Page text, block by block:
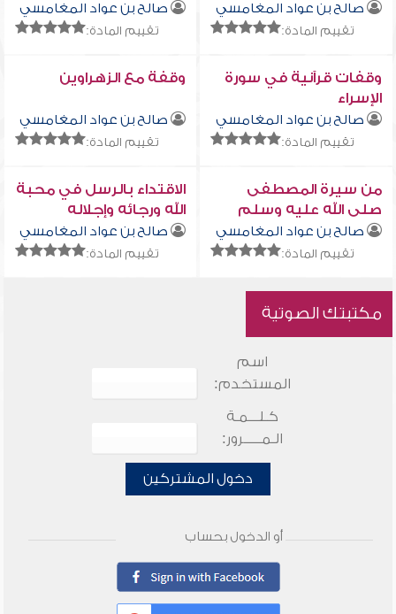
صالح بن عواد المغامسي
تقييم المادة:
صالح بن عواد المغامسي
تقييم المادة:
وقفات قرآنية في سورة
الإسراء
صالح بن عواد المغامسي
تقييم المادة:
وقفة مع الزهراوين
صالح بن عواد المغامسي
تقييم المادة:
من سيرة المصطفى
صلى الله عليه وسلم
صالح بن عواد المغامسي
تقييم المادة:
الاقتداء بالرسل في محبة
الله ورجائه وإجلاله
صالح بن عواد المغامسي
تقييم المادة:
مكتبتك الصوتية
اسم
المستخدم:
كـلـــمـة
الـمـــــرور:
دخول المشتركين
أو الدخول بحساب